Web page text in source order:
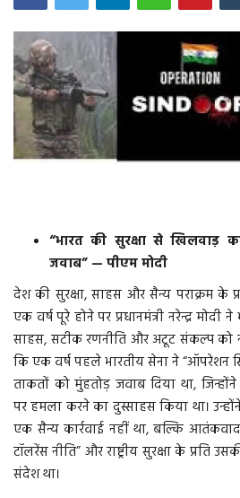
YouTube
राष्‍ट्रीय
वीडियो
राजनीति
मौसम समाचार
दिल्ली
उत्तर प्रदेश
व्यापार/रोजगार
“भारत की सुरक्षा से खिलवाड़
जवाब” — पीएम मोदी
देश की सुरक्षा, साहस और सैन्य पराक्रम के
एक वर्ष पूरे होने पर प्रधानमंत्री नरेन्द्र
साहस, सटीक रणनीति और अटूट संकल्प को
कि एक वर्ष पहले भारतीय सेना ने “ऑपरेशन
ताकतों को मुंहतोड़ जवाब दिया था,
पर हमला करने का दुस्साहस किया था।
एक सैन्य कार्रवाई नहीं था, बल्कि
टॉलरेंस नीति” और राष्ट्रीय सुरक्षा के प्रति
संदेश था।